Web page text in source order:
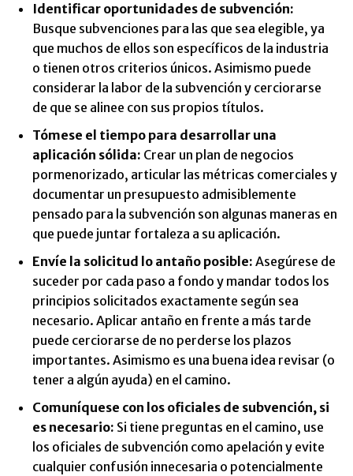
Identificar oportunidades de subvención:
Busque subvenciones para las que sea elegible, ya
que muchos de ellos son específicos de la industria
o tienen otros criterios únicos. Asimismo puede
considerar la labor de la subvención y cerciorarse
de que se alinee con sus propios títulos.
Tómese el tiempo para desarrollar una
aplicación sólida: Crear un plan de negocios
pormenorizado, articular las métricas comerciales y
documentar un presupuesto admisiblemente
pensado para la subvención son algunas maneras en
que puede juntar fortaleza a su aplicación.
Envíe la solicitud lo antaño posible: Asegúrese de
suceder por cada paso a fondo y mandar todos los
principios solicitados exactamente según sea
necesario. Aplicar antaño en frente a más tarde
puede cerciorarse de no perderse los plazos
importantes. Asimismo es una buena idea revisar (o
tener a algún ayuda) en el camino.
Comuníquese con los oficiales de subvención, si
es necesario: Si tiene preguntas en el camino, use
los oficiales de subvención como apelación y evite
cualquier confusión innecesaria o potencialmente